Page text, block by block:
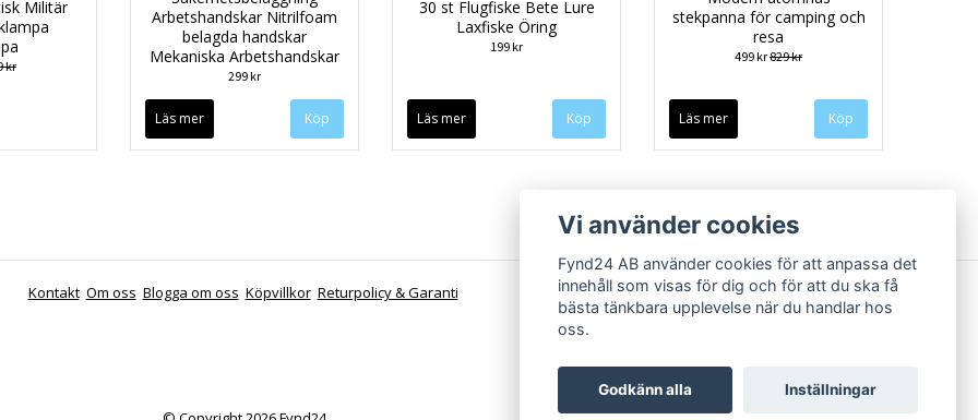
Militär
kr
Arbetshandskar Nitrilfoam
belagda handskar
Mekaniska Arbetshandskar
299 kr
Läs mer Köp
30 st Flugfiske Bete Lure
Laxfiske Öring
199 kr
Läs mer
stekpanna för camping och
resa
499 kr829 kr
Läs mer
Kontakt Om oss Blogga om oss Köpvillkor Returpolicy & Garanti
Vi använder cookies
Fynd24 AB använder cookies för att anpassa det
innehåll som visas för dig och för att du ska få
bästa tänkbara upplevelse när du handlar hos
oss.
Godkänn alla Inställningar